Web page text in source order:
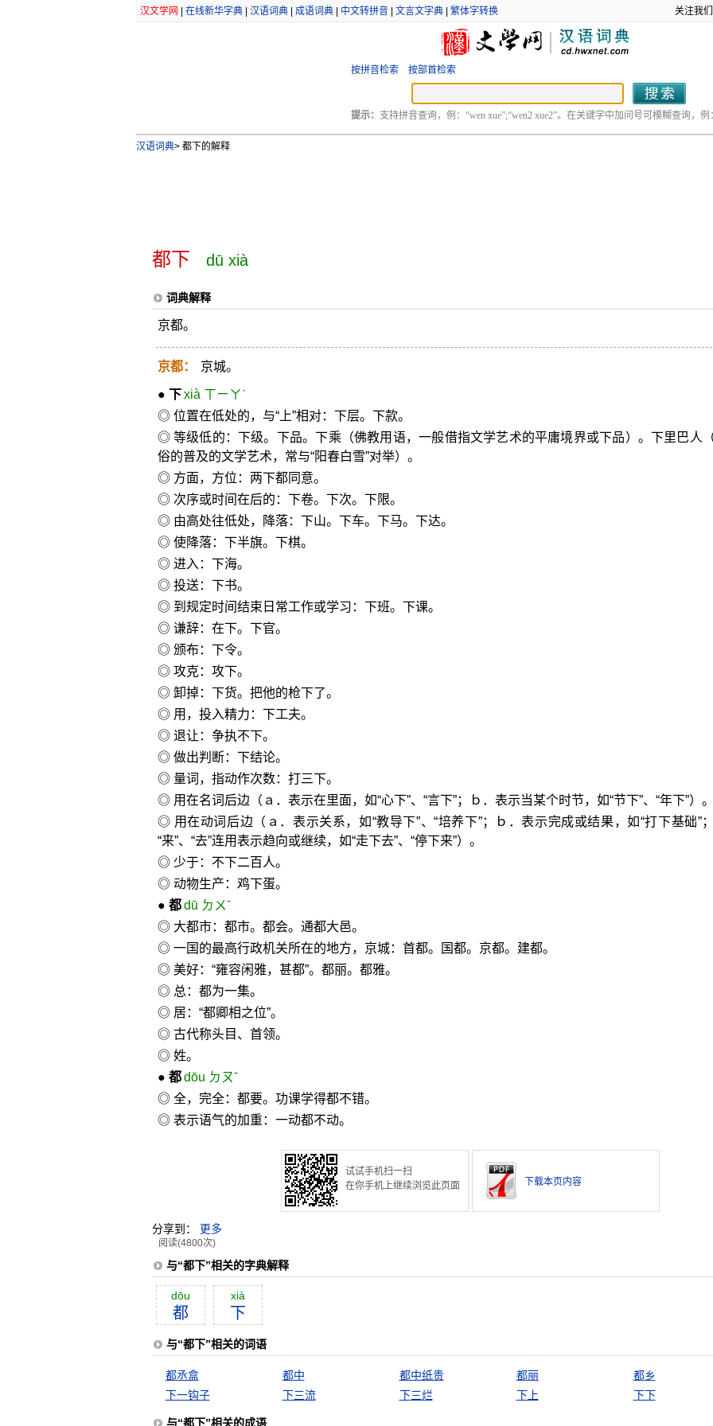
汉文学网 在线新华字典| 汉语词典| 成语词典| 中文转拼音| 文言文字典| 繁体字转换 关注我们
按拼音检索 按部首检索
提示： 支持拼音查询，例：“wen xue”;“wen2 xue2”。在关键字中加问号可模糊查询，例
汉语词典>都下的解释
都下 dū xià
词典解释
京都。
京都： 京城。
● 下 xià ㄒㄧㄚˋ
◎ 位置在低处的，与“上”相对：下层。下款。
◎ 等级低的：下级。下品。下乘（佛教用语，一般借指文学艺术的平庸境界或下品）。下里巴人
俗的普及的文学艺术，常与“阳春白雪”对举）。
◎ 方面，方位：两下都同意。
◎ 次序或时间在后的：下卷。下次。下限。
◎ 由高处往低处，降落：下山。下车。下马。下达。
◎ 使降落：下半旗。下棋。
◎ 进入：下海。
◎ 投送：下书。
◎ 到规定时间结束日常工作或学习：下班。下课。
◎ 谦辞：在下。下官。
◎ 颁布：下令。
◎ 攻克：攻下。
◎ 卸掉：下货。把他的枪下了。
◎ 用，投入精力：下工夫。
◎ 退让：争执不下。
◎ 做出判断：下结论。
◎ 量词，指动作次数：打三下。
◎ 用在名词后边（ａ．表示在里面，如“心下”、“言下”；ｂ．表示当某个时节，如“节下”、“年下”）。
◎ 用在动词后边（ａ．表示关系，如“教导下”、“培养下”；ｂ．表示完成或结果，如“打下基础”
“来”、“去”连用表示趋向或继续，如“走下去”、“停下来”）。
◎ 少于：不下二百人。
◎ 动物生产：鸡下蛋。
● 都 dū ㄉㄨˉ
◎ 大都市：都市。都会。通都大邑。
◎ 一国的最高行政机关所在的地方，京城：首都。国都。京都。建都。
◎ 美好：“雍容闲雅，甚都”。都丽。都雅。
◎ 总：都为一集。
◎ 居：“都卿相之位”。
◎ 古代称头目、首领。
◎ 姓。
● 都 dōu ㄉㄡˉ
◎ 全，完全：都要。功课学得都不错。
◎ 表示语气的加重：一动都不动。
试试手机扫一扫
在你手机上继续浏览此页面
下载本页内容
分享到： 更多
阅读(4800次)
与“都下”相关的字典解释
dōu
都
xià
下
与“都下”相关的词语
都丞盒 都中 都中纸贵 都丽
都乡
下一钩子
下三流 下三烂 下上 下下
与“都下”相关的成语